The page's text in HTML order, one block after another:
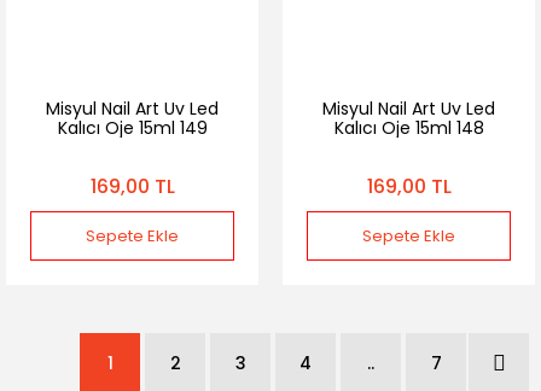
Misyul Nail Art Uv Led
Kalıcı Oje 15ml 149
169,00 TL
Sepete Ekle
Misyul Nail Art Uv Led
Kalıcı Oje 15ml 148
169,00 TL
Sepete Ekle
1 2 3 4 .. 7